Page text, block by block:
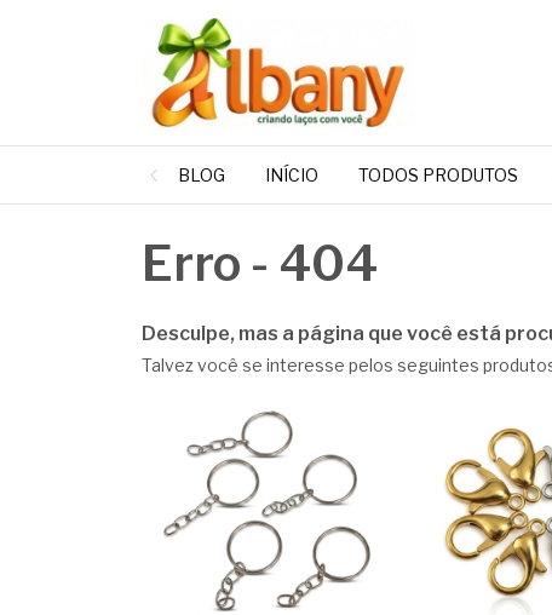
BLOG INÍCIO TODOS PRODUTOS
Erro - 404
Desculpe, mas a página que você está
Talvez você se interesse pelos seguintes